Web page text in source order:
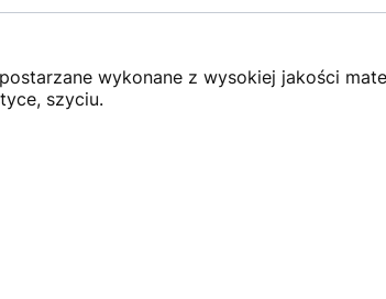
wykonane z wysokiej jakości
szyciu.